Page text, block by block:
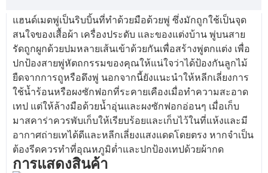
แฮนด์เมดพู่เป็นริบบิ้นที่ทำด้วยมือด้วยพู่ ซึ่งมักถูกใช้เป็นจุด
สนใจของเสื้อผ้า เครื่องประดับ และของแต่งบ้าน พู่บนสาย
รัดถูกผูกด้วยปมหลายเส้นเข้าด้วยกันเพื่อสร้างพู่ตกแต่ง เพื่อ
ปกป้องสายพู่หัตถกรรมของคุณให้แน่ใจว่าได้ป้องกันลูกไม้
ยืดจากการถูหรือดึงพู่ นอกจากนี้ยังแนะนำให้หลีกเลี่ยงการ
ใช้น้ำร้อนหรือผงซักฟอกที่ระคายเคืองเมื่อทำความสะอาด
เทป แต่ให้ล้างมือด้วยน้ำอุ่นและผงซักฟอกอ่อนๆ เมื่อเก็บ
มาสคาร่าควรพับเก็บให้เรียบร้อยและเก็บไว้ในที่แห้งและมี
อากาศถ่ายเทได้ดีและหลีกเลี่ยงแสงแดดโดยตรง หากจำเป็น
ต้องรีดควรทำที่อุณหภูมิต่ำและปกป้องเทปด้วยผ้ากด
การแสดงสินค้า